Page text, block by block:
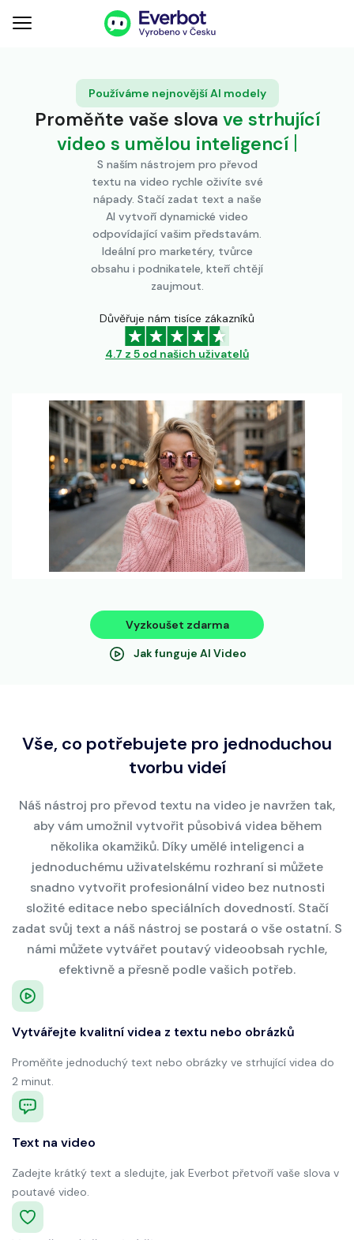
Používáme nejnovější AI modely
Proměňte vaše slova ve strhující
video s umělou inteligencí
S naším nástrojem pro převod
textu na video rychle oživíte své
nápady. Stačí zadat text a naše
AI vytvoří dynamické video
odpovídající vašim představám.
Ideální pro marketéry, tvůrce
obsahu i podnikatele, kteří chtějí
zaujmout.
Důvěřuje nám tisíce zákazníků
4.7 z 5 od našich uživatelů
Vyzkoušet zdarma
Jak funguje AI Video
Vše, co potřebujete pro jednoduchou
tvorbu videí
Náš nástroj pro převod textu na video je navržen tak,
aby vám umožnil vytvořit působivá videa během
několika okamžiků. Díky umělé inteligenci a
jednoduchému uživatelskému rozhraní si můžete
snadno vytvořit profesionální video bez nutnosti
složité editace nebo speciálních dovedností. Stačí
zadat svůj text a náš nástroj se postará o vše ostatní. S
námi můžete vytvářet poutavý videoobsah rychle,
efektivně a přesně podle vašich potřeb.
Vytvářejte kvalitní videa z textu nebo obrázků
Proměňte jednoduchý text nebo obrázky ve strhující videa do
2 minut.
Text na video
Zadejte krátký text a sledujte, jak Everbot přetvoří vaše slova v
poutavé video.